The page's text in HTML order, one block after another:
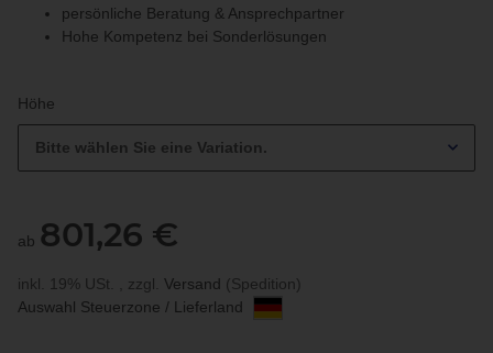
persönliche Beratung & Ansprechpartner
Hohe Kompetenz bei Sonderlösungen
Höhe
Bitte wählen Sie eine Variation.
ab 801,26 €
inkl. 19% USt. , zzgl. Versand (Spedition)
Auswahl Steuerzone / Lieferland